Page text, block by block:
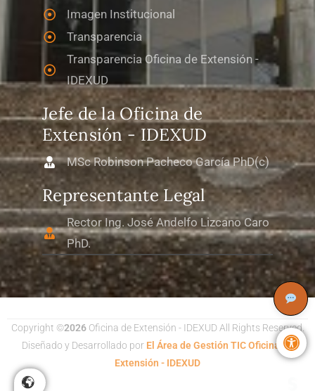
Imagen Institucional
Transparencia
Transparencia Oficina de Extensión -
IDEXUD
Jefe de la Oficina de
Extensión - IDEXUD
MSc Robinson Pacheco García PhD(c)
Representante Legal
Rector Ing. José Andelfo Lizcano Caro
PhD.
Copyright ©2026Oficina de Extensión - IDEXUD All Rights Reserved.
Diseñado y Desarrollado por El Área de Gestión TIC Oficina de
Extensión - IDEXUD